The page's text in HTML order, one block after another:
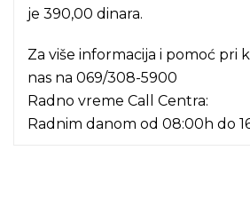
je 390,00 dinara.
Za više informacija i pomoć pri
nas na 069/308-5900
Radno vreme Call Centra:
Radnim danom od 08:00h do